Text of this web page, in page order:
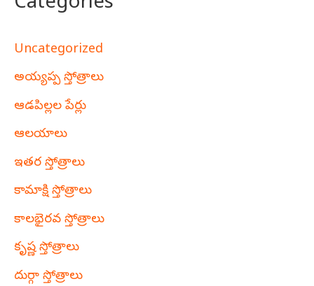
Uncategorized
అయ్యప్ప స్తోత్రాలు
ఆడపిల్లల పేర్లు
ఆలయాలు
ఇతర స్తోత్రాలు
కామాక్షి స్తోత్రాలు
కాలభైరవ స్తోత్రాలు
కృష్ణ స్తోత్రాలు
దుర్గా స్తోత్రాలు